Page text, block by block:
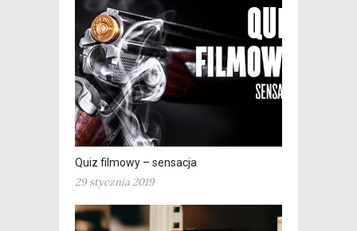
Quiz filmowy – sensacja
29 stycznia 2019